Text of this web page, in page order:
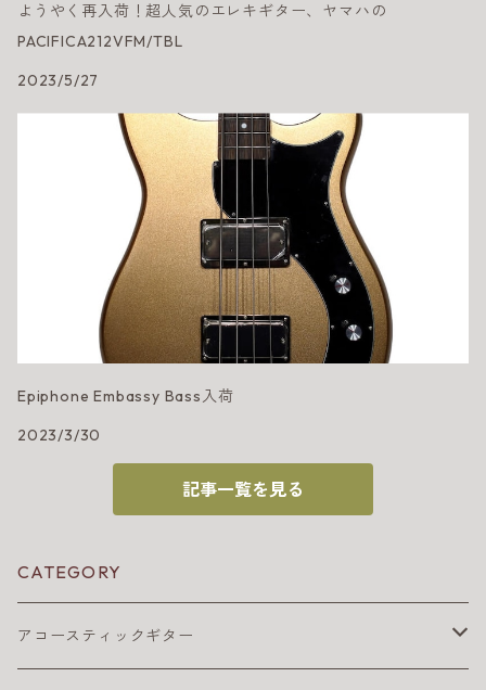
ようやく再入荷！超人気のエレキギター、ヤマハの
PACIFICA212VFM/TBL
2023/5/27
Epiphone Embassy Bass入荷
2023/3/30
記事一覧を見る
CATEGORY
アコースティックギター